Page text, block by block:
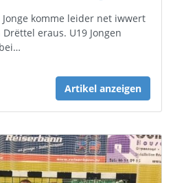
komme leider net iwwert
eraus. U19 Jongen
Artikel anzeigen